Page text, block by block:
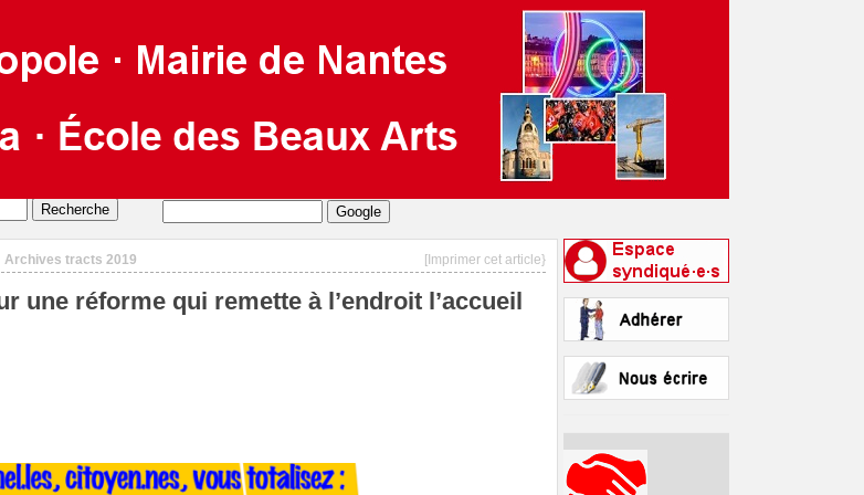
[Imprimer cet article}
Archives tracts 2019
une réforme qui remette à l’endroit l’accueil